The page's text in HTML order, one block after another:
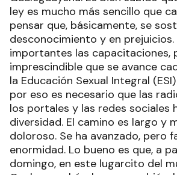
ley es mucho más sencillo que
pensar que, básicamente, se
desconocimiento y en
importantes las capacitaciones,
imprescindible que se avance
la Educación Sexual Integral
por eso es necesario que las
los portales y las redes sociales
diversidad. El camino es largo y
doloroso. Se ha avanzado, pero
enormidad. Lo bueno es que, a
domingo, en este lugarcito del